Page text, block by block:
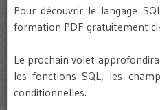
Pour découvrir le langage
formation PDF gratuitement
Le prochain volet
les fonctions SQL, les
conditionnelles.